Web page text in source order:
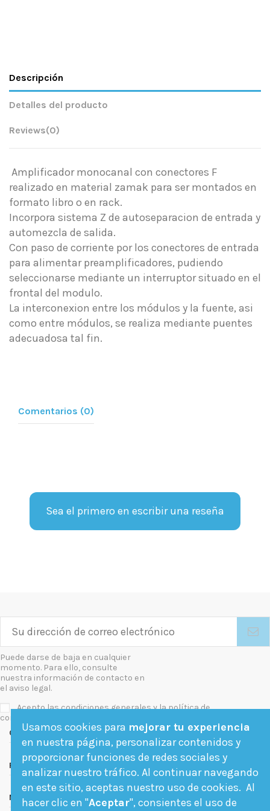
Descripción
Detalles del producto
Reviews(0)
Amplificador monocanal con conectores F
realizado en material zamak para ser montados en
formato libro o en rack.
Incorpora sistema Z de autoseparacion de entrada y
automezcla de salida.
Con paso de corriente por los conectores de entrada
para alimentar preamplificadores, pudiendo
seleccionarse mediante un interruptor situado en el
frontal del modulo.
La interconexion entre los módulos y la fuente, asi
como entre módulos, se realiza mediante puentes
adecuadosa tal fin.
Comentarios (0)
Sea el primero en escribir una reseña
Puede darse de baja en cualquier
momento. Para ello, consulte
nuestra información de contacto en
el aviso legal.
Acepto las condiciones generales y la política de
confidencialidad
Contact us
Follow us
Newsletter
Usamos cookies para mejorar tu experiencia
en nuestra página, personalizar contenidos y
proporcionar funciones de redes sociales y
analizar nuestro tráfico. Al continuar navegando
en este sitio, aceptas nuestro uso de cookies. Al
hacer clic en "Aceptar", consientes el uso de